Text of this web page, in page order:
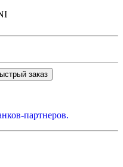
заказ
партнеров.